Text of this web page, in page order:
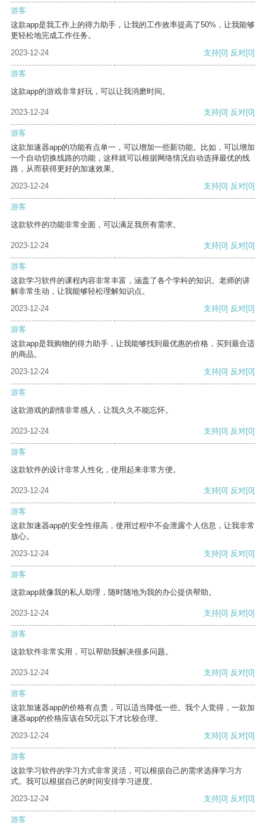
游客
这款app是我工作上的得力助手，让我的工作效率提高了50%，让我能够
更轻松地完成工作任务。
2023-12-24
支持[0] 反对[0]
游客
这款app的游戏非常好玩，可以让我消磨时间。
2023-12-24 支持[0] 反对[0]
游客
这款加速器app的功能有点单一，可以增加一些新功能。比如，可以增加
一个自动切换线路的功能，这样就可以根据网络情况自动选择最优的线
路，从而获得更好的加速效果。
2023-12-24
支持[0] 反对[0]
游客
这款软件的功能非常全面，可以满足我所有需求。
2023-12-24 支持[0] 反对[0]
游客
这款学习软件的课程内容非常丰富，涵盖了各个学科的知识。老师的讲
解非常生动，让我能够轻松理解知识点。
2023-12-24
支持[0] 反对[0]
游客
这款app是我购物的得力助手，让我能够找到最优惠的价格，买到最合适
的商品。
2023-12-24
支持[0] 反对[0]
游客
这款游戏的剧情非常感人，让我久久不能忘怀。
2023-12-24 支持[0] 反对[0]
游客
这款软件的设计非常人性化，使用起来非常方便。
2023-12-24 支持[0] 反对[0]
游客
这款加速器app的安全性很高，使用过程中不会泄露个人信息，让我非常
放心。
2023-12-24
支持[0] 反对[0]
游客
这款app就像我的私人助理，随时随地为我的办公提供帮助。
2023-12-24 支持[0] 反对[0]
游客
这款软件非常实用，可以帮助我解决很多问题。
2023-12-24 支持[0] 反对[0]
游客
这款加速器app的价格有点贵，可以适当降低一些。我个人觉得，一款加
速器app的价格应该在50元以下才比较合理。
2023-12-24
支持[0] 反对[0]
游客
这款学习软件的学习方式非常灵活，可以根据自己的需求选择学习方
式。我可以根据自己的时间安排学习进度。
2023-12-24
支持[0] 反对[0]
游客